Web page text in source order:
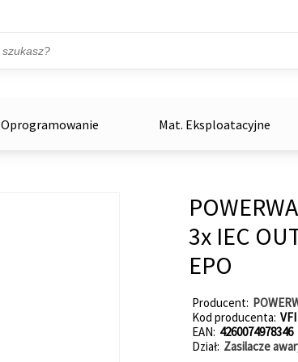
Oprogramowanie Mat. Eksploatacyjne
3x IEC
EPO
Producent
Kod producenta
EAN 4260074978346
Dział Zasilacze